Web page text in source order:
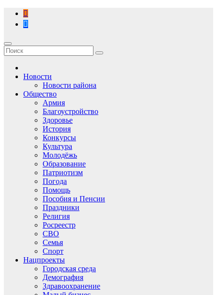
Перейти
содержимому
Новости
Новости района
Общество
Армия
Благоустройство
Здоровье
История
Конкурсы
Культура
Молодёжь
Образование
Патриотизм
Погода
Помощь
Пособия и Пенсии
Праздники
Религия
Росреестр
СВО
Семья
Спорт
Нацпроекты
Городская среда
Демография
Здравоохранение